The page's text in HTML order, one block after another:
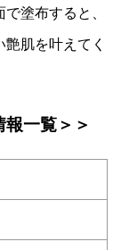
塗布すると、
肌を叶えてく
一覧＞＞